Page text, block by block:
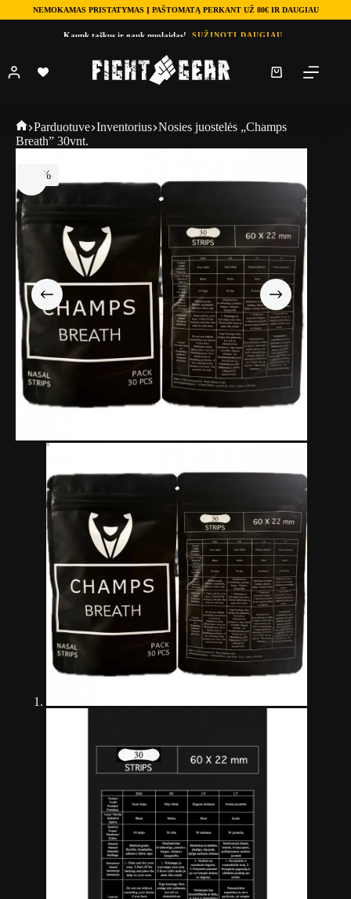
NEMOKAMAS PRISTATYMAS Į PAŠTOMATĄ PERKANT UŽ 80€ IR DAUGIAU
Kaupk taškus ir gauk nuolaidas! SUŽINOTI DAUGIAU
Shopping
cart
Fightgear
Parduotuve Inventorius Nosies juostelės „Champs
Breath” 30vnt.
-20%